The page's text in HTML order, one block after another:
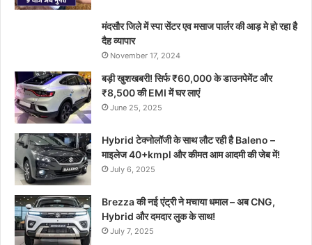
मंदसौर जिले में स्पा सेंटर एव मसाज पार्लर की आड़ मे हो रहा है
दैह व्यापार
November 17, 2024
बड़ी खुशखबरी! सिर्फ ₹60,000 के डाउनपेमेंट और
₹8,500 की EMI में घर लाएं
June 25, 2025
Hybrid टेक्नोलॉजी के साथ लौट रही है Baleno –
माइलेज 40+kmpl और कीमत आम आदमी की जेब में!
July 6, 2025
Brezza की नई एंट्री ने मचाया धमाल – अब CNG,
Hybrid और दमदार लुक के साथ!
July 7, 2025